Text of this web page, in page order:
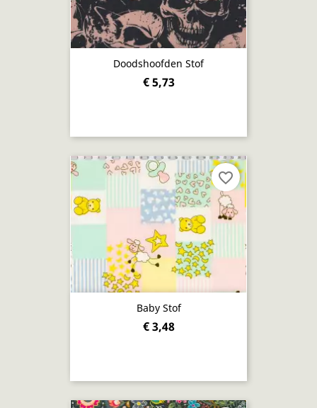
Doodshoofden Stof
€ 5,73
Baby Stof
€ 3,48
favorite_border